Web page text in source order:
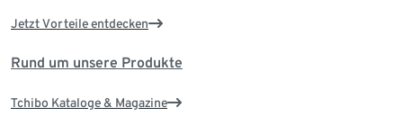
Jetzt Vorteile entdecken
Rund um unsere Produkte
Tchibo Kataloge & Magazine